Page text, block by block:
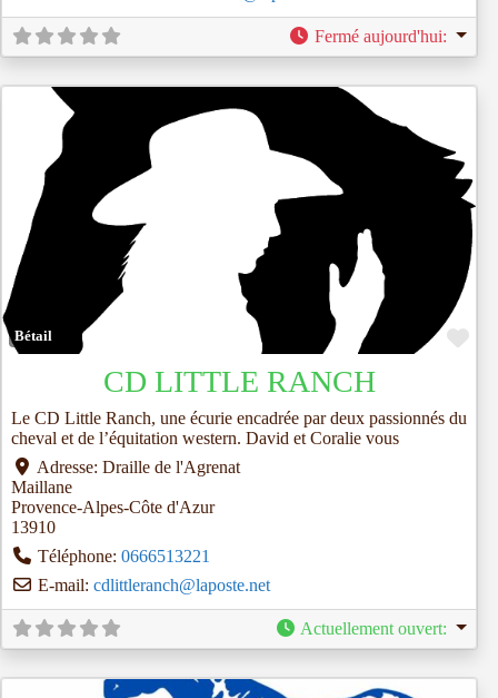
Fermé aujourd'hui:
Bétail
CD LITTLE RANCH
Le CD Little Ranch, une écurie encadrée par deux passionnés du
cheval et de l’équitation western. David et Coralie vous
Adresse: Draille de l'Agrenat
Maillane
Provence-Alpes-Côte d'Azur
13910
Téléphone: 0666513221
E-mail: cdlittleranch@laposte.net
Actuellement ouvert: